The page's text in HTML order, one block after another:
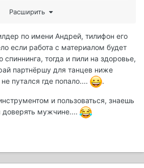
2 спиннинга. Свой и
Расширить
по имени Андрей, тилифон его
если работа с материалом будет
тогда и пили на здоровье,
партнёршу для танцев ниже
путался где попало....
.
и пользоваться, знаешь
доверять мужчине....